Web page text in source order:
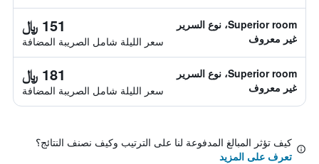
Superior room، نوع السرير
غير معروف
151 ﷼
سعر الليلة شامل الصريبة المضافة
Superior room، نوع السرير
غير معروف
181 ﷼
سعر الليلة شامل الصريبة المضافة
كيف تؤثر المبالغ المدفوعة لنا على الترتيب وكيف نصنف النتائج؟
تعرف على المزيد